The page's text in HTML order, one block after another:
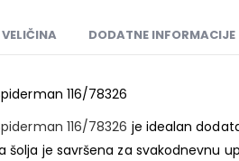
DODATNE INFORMACIJE
116/78326
116/78326 je idealan
šolja je savršena za svakodnevnu